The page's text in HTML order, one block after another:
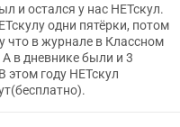
и остался у нас НЕТскул.
одни пятёрки, потом
что в журнале в Классном
в дневнике были и 3
этом году НЕТскул